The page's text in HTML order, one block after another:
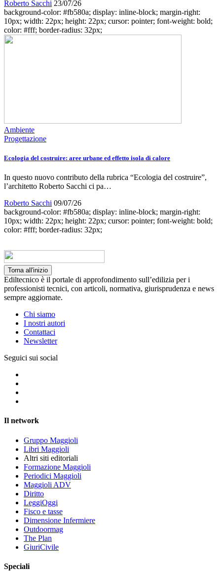
Roberto Sacchi 23/07/26
background-color: #fb580a; display: inline-block; margin-right:
10px; width: 22px; height: 22px; cursor: pointer; font-weight: bold;
color: #fff; border-radius: 32px;
Ambiente
Progettazione
Ecologia del costruire: aree urbane ed effetto isola di calore
In questo nuovo contributo della rubrica “Ecologia del costruire”,
l’architetto Roberto Sacchi ci pa…
Roberto Sacchi 09/07/26
background-color: #fb580a; display: inline-block; margin-right:
10px; width: 22px; height: 22px; cursor: pointer; font-weight: bold;
color: #fff; border-radius: 32px;
Torna all'inizio
Ediltecnico è il portale di approfondimento sull’edilizia per i
professionisti tecnici, con articoli, normativa, giurisprudenza e news
sempre aggiornate.
Chi siamo
I nostri autori
Contattaci
Newsletter
Seguici sui social
Il network
Gruppo Maggioli
Libri Maggioli
Altri siti editoriali
Formazione Maggioli
Periodici Maggioli
Maggioli ADV
Diritto
LeggiOggi
Fisco e tasse
Dimensione Infermiere
Outdoormag
The Plan
GiuriCivile
Speciali